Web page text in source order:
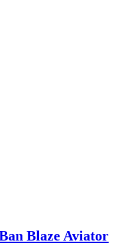
Blaze Aviator